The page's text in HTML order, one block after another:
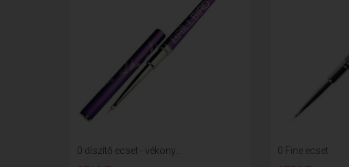
0 díszítő ecset - vékony... 0 Fine ecset